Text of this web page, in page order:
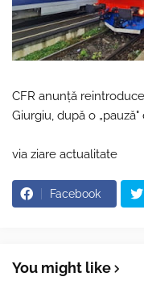
CFR anunță
Giurgiu, după o „pauză"
via ziare actualitate
Facebook
You might like